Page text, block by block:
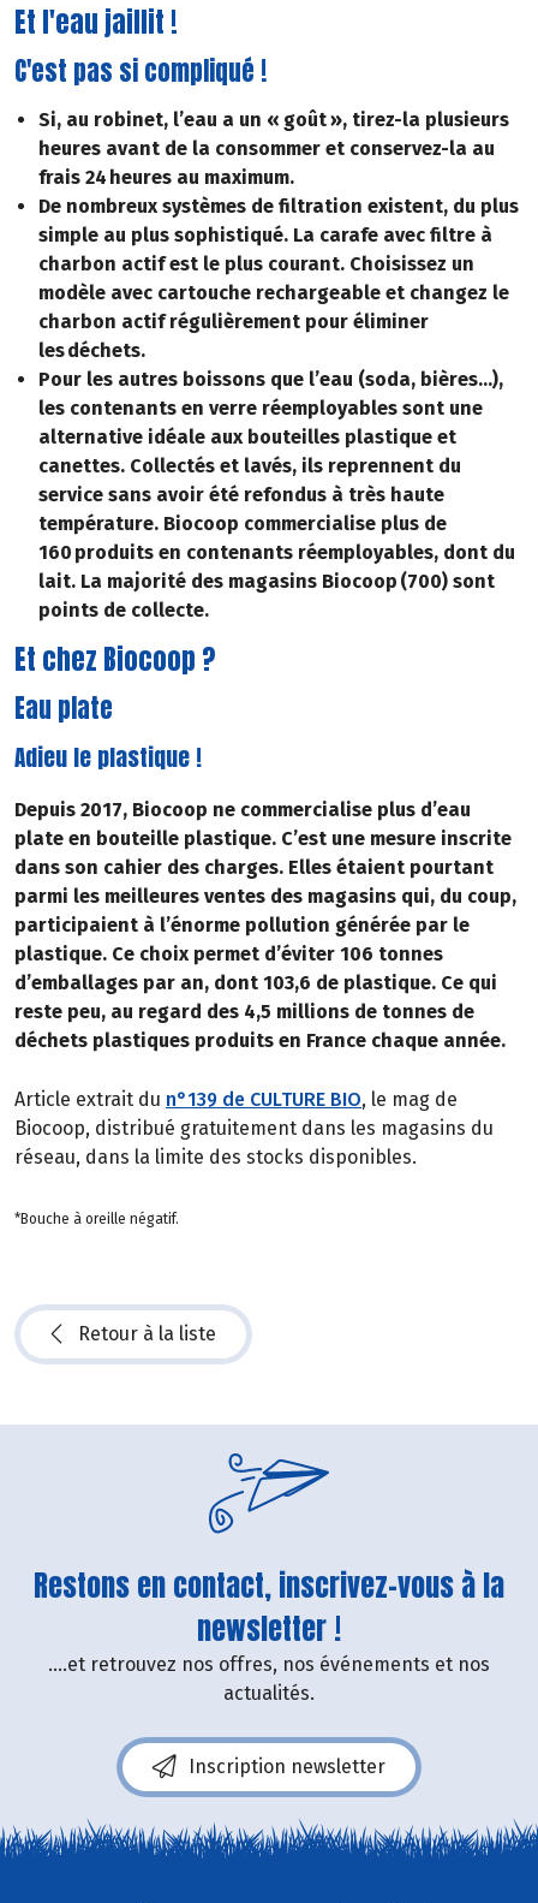
Et l'eau jaillit !
C'est pas si compliqué !
Si, au robinet, l’eau a un « goût », tirez-la plusieurs
heures avant de la consommer et conservez-la au
frais 24 heures au maximum.
De nombreux systèmes de filtration existent, du plus
simple au plus sophistiqué. La carafe avec filtre à
charbon actif est le plus courant. Choisissez un
modèle avec cartouche rechargeable et changez le
charbon actif régulièrement pour éliminer
les déchets.
Pour les autres boissons que l’eau (soda, bières…),
les contenants en verre réemployables sont une
alternative idéale aux bouteilles plastique et
canettes. Collectés et lavés, ils reprennent du
service sans avoir été refondus à très haute
température. Biocoop commercialise plus de
160 produits en contenants réemployables, dont du
lait. La majorité des magasins Biocoop (700) sont
points de collecte.
Et chez Biocoop ?
Eau plate
Adieu le plastique !
Depuis 2017, Biocoop ne commercialise plus d’eau
plate en bouteille plastique. C’est une mesure inscrite
dans son cahier des charges. Elles étaient pourtant
parmi les meilleures ventes des magasins qui, du coup,
participaient à l’énorme pollution générée par le
plastique. Ce choix permet d’éviter 106 tonnes
d’emballages par an, dont 103,6 de plastique. Ce qui
reste peu, au regard des 4,5 millions de tonnes de
déchets plastiques produits en France chaque année.
Article extrait du n°139 de CULTURE BIO, le mag de
Biocoop, distribué gratuitement dans les magasins du
réseau, dans la limite des stocks disponibles.
*Bouche à oreille négatif.
Retour à la liste
Restons en contact, inscrivez-vous à la
newsletter !
....et retrouvez nos offres, nos événements et nos
actualités.
Inscription newsletter